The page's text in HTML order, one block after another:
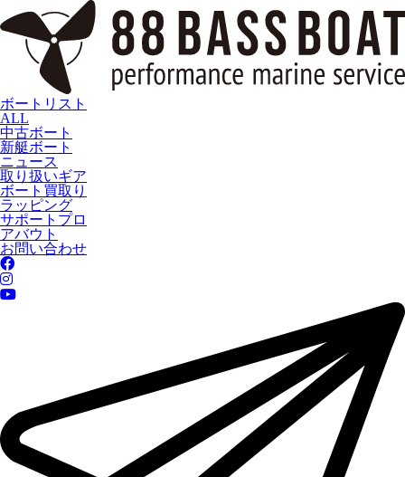
ボートリスト
ALL
中古ボート
新艇ボート
ニュース
取り扱いギア
ボート買取り
ラッピング
サポートプロ
アバウト
お問い合わせ